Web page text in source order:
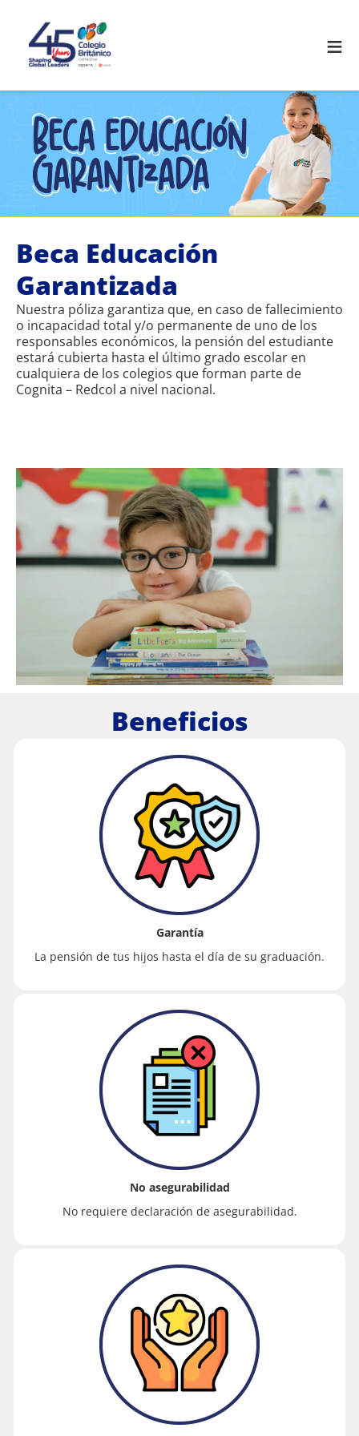
≡
Beca Educación
Garantizada
Nuestra póliza garantiza que, en caso de fallecimiento
o incapacidad total y/o permanente de uno de los
responsables económicos, la pensión del estudiante
estará cubierta hasta el último grado escolar en
cualquiera de los colegios que forman parte de
Cognita – Redcol a nivel nacional.
Beneficios
Garantía
La pensión de tus hijos hasta el día de su graduación.
No asegurabilidad
No requiere declaración de asegurabilidad.